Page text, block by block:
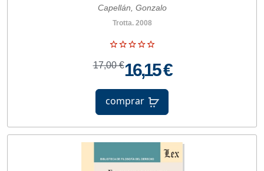
Capellán, Gonzalo
Trotta. 2008
17,00 €16,15 €
comprar